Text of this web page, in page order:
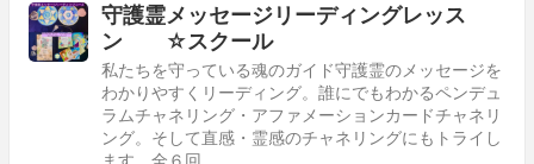
守護霊メッセージリーディングレッス
ン ☆スクール
私たちを守っている魂のガイド守護霊のメッセージを
わかりやすくリーディング。誰にでもわかるペンデュ
ラムチャネリング・アファメーションカードチャネリ
ング。そして直感・霊感のチャネリングにもトライし
ます。全６回